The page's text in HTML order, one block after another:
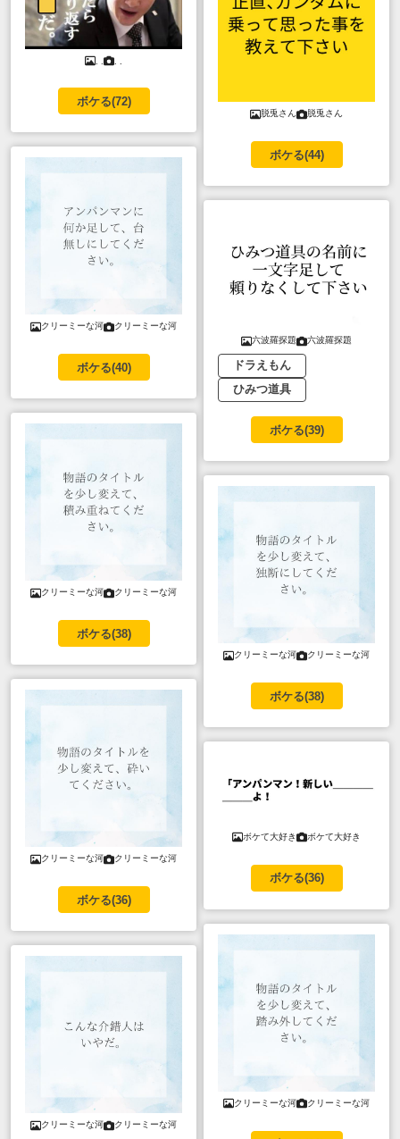
ボケる(72)
クリーミーな河 クリーミーな河
ボケる(40)
クリーミーな河 クリーミーな河
ボケる(38)
クリーミーな河 クリーミーな河
ボケる(36)
クリーミーな河 クリーミーな河
脱兎さん 脱兎さん
ボケる(44)
六波羅探題 六波羅探題
ドラえもん
ひみつ道具
ボケる(39)
クリーミーな河 クリーミーな河
ボケる(38)
ボケて大好き ボケて大好き
ボケる(36)
クリーミーな河 クリーミーな河